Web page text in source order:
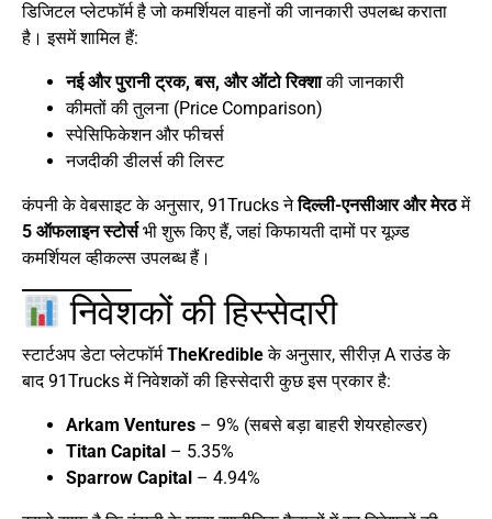
डिजिटल प्लेटफॉर्म है जो कमर्शियल वाहनों की जानकारी उपलब्ध कराता
है। इसमें शामिल हैं:
नई और पुरानी ट्रक, बस, और ऑटो रिक्शाकी जानकारी
कीमतों की तुलना (Price Comparison)
स्पेसिफिकेशन और फीचर्स
नजदीकी डीलर्स की लिस्ट
कंपनी के वेबसाइट के अनुसार, 91Trucks नेदिल्ली-एनसीआर और मेरठमें
5 ऑफलाइन स्टोर्सभी शुरू किए हैं, जहां किफायती दामों पर यूज़्ड
कमर्शियल व्हीकल्स उपलब्ध हैं।
निवेशकों की हिस्सेदारी
स्टार्टअप डेटा प्लेटफॉर्मTheKredibleके अनुसार, सीरीज़ A राउंड के
बाद 91Trucks में निवेशकों की हिस्सेदारी कुछ इस प्रकार है:
Arkam Ventures – 9% (सबसे बड़ा बाहरी शेयरहोल्डर)
Titan Capital – 5.35%
Sparrow Capital – 4.94%